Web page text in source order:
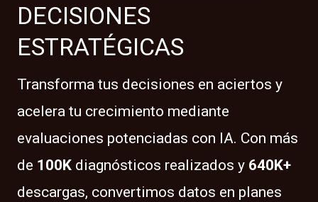
DECISIONES
ESTRATÉGICAS
Transforma tus decisiones en aciertos y
acelera tu crecimiento mediante
evaluaciones potenciadas con IA. Con más
de 100K diagnósticos realizados y 640K+
descargas, convertimos datos en planes